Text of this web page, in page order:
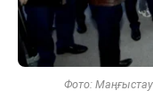
Фото: Маңғыстау